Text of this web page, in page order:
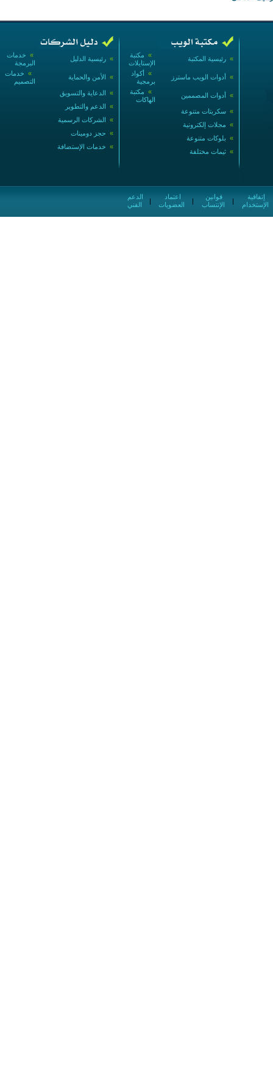
» خدمات
البرمجة
» رئيسية الدليل
» خدمات
التصميم
» الأمن والحماية
» الدعاية والتسويق
» الدعم والتطوير
» الشركات الرسمية
» حجز دومينات
» خدمات الإستضافة
» مكتبة
الإستايلات
» رئيسية المكتبة
» أكواد
برمجية
» أدوات الويب ماسترز
» مكتبة
الهاكات
» أدوات المصممين
» سكربتات متنوعة
» مجلات إلكترونية
» بلوكات متنوعة
» ثيمات مختلفة
الفني
|
العضويات
|
الإنتساب
|
الإستخدام